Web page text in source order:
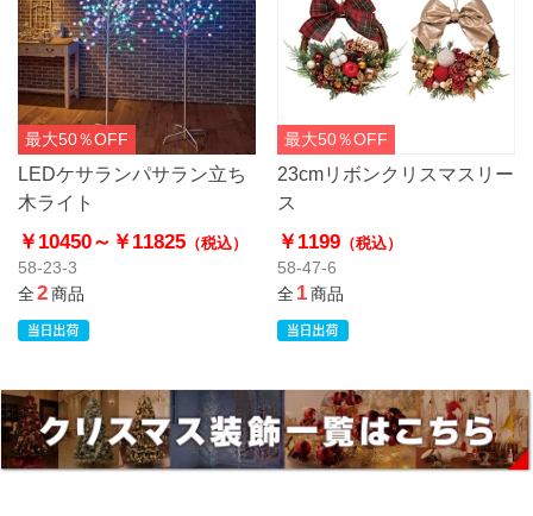
最大50％OFF
LEDケサランパサラン立ち
木ライト
￥10450～ ￥11825 （税込）
58-23-3
全2商品
最大50％OFF
23cmリボンクリスマスリー
ス
￥1199（税込）
58-47-6
全1商品